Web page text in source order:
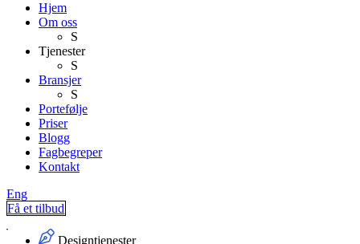
Hjem
Om oss
S
Tjenester
S
Bransjer
S
Portefølje
Priser
Blogg
Fagbegreper
Kontakt
Eng
Få et tilbud
Designtjenester